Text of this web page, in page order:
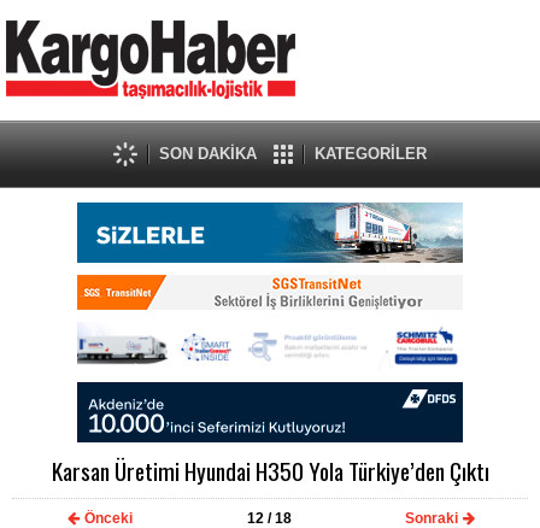
SON DAKİKA KATEGORİLER
Karsan Üretimi Hyundai H350 Yola Türkiye’den Çıktı
Önceki 12 / 18 Sonraki